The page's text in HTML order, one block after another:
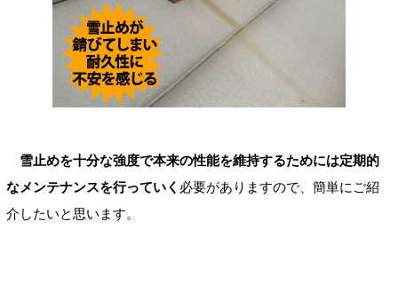
雪止めを十分な強度で本来の性能を維持するためには定期的
なメンテナンスを行っていく 必要がありますので、簡単にご紹
介したいと思います。